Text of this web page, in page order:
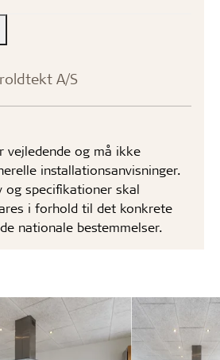
A/S
vejledende og må ikke
installationsanvisninger.
og specifikationer skal
i forhold til det konkrete
nationale bestemmelser.